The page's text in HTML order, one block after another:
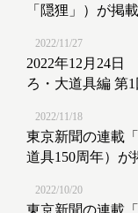
「隠狸」）が掲
2022/11/27
2022年12月24日
ろ・大道具編 第1
2022/11/18
東京新聞の連載
道具150周年）が
2022/10/20